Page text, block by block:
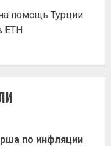
помощь Турции
ETH
по инфляции